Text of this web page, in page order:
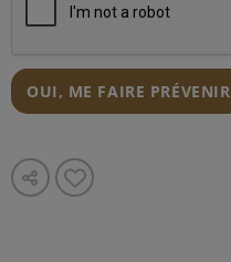
OUI, ME FAIRE PRÉVENIR